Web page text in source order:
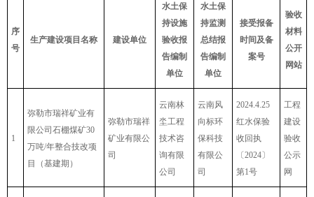
序
号
生产建设项目名称 建设单位
水土保
持设施
验收报
告编制
单位
水土保
持监测
总结报
告编制
单位
接受报备
时间及备
案号
验收
材料
公开
网站
1
弥勒市瑞祥矿业有
限公司石棚煤矿30
万吨/年整合技改项
目（基建期）
弥勒市瑞祥
矿业有限公
司
云南林
坔工程
技术咨
询有限
公司
云南风
向标环
保科技
有限公
司
2024.4.25
红水保验
收回执
〔2024〕
第1号
工程
建设
验收
公示
网